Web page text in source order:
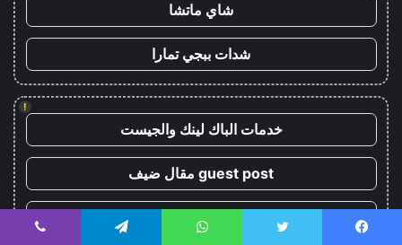
شاي ماتشا
شدات ببجي تمارا
!
خدمات الباك لينك والجيست
guest post مقال ضيف
سوق العرب